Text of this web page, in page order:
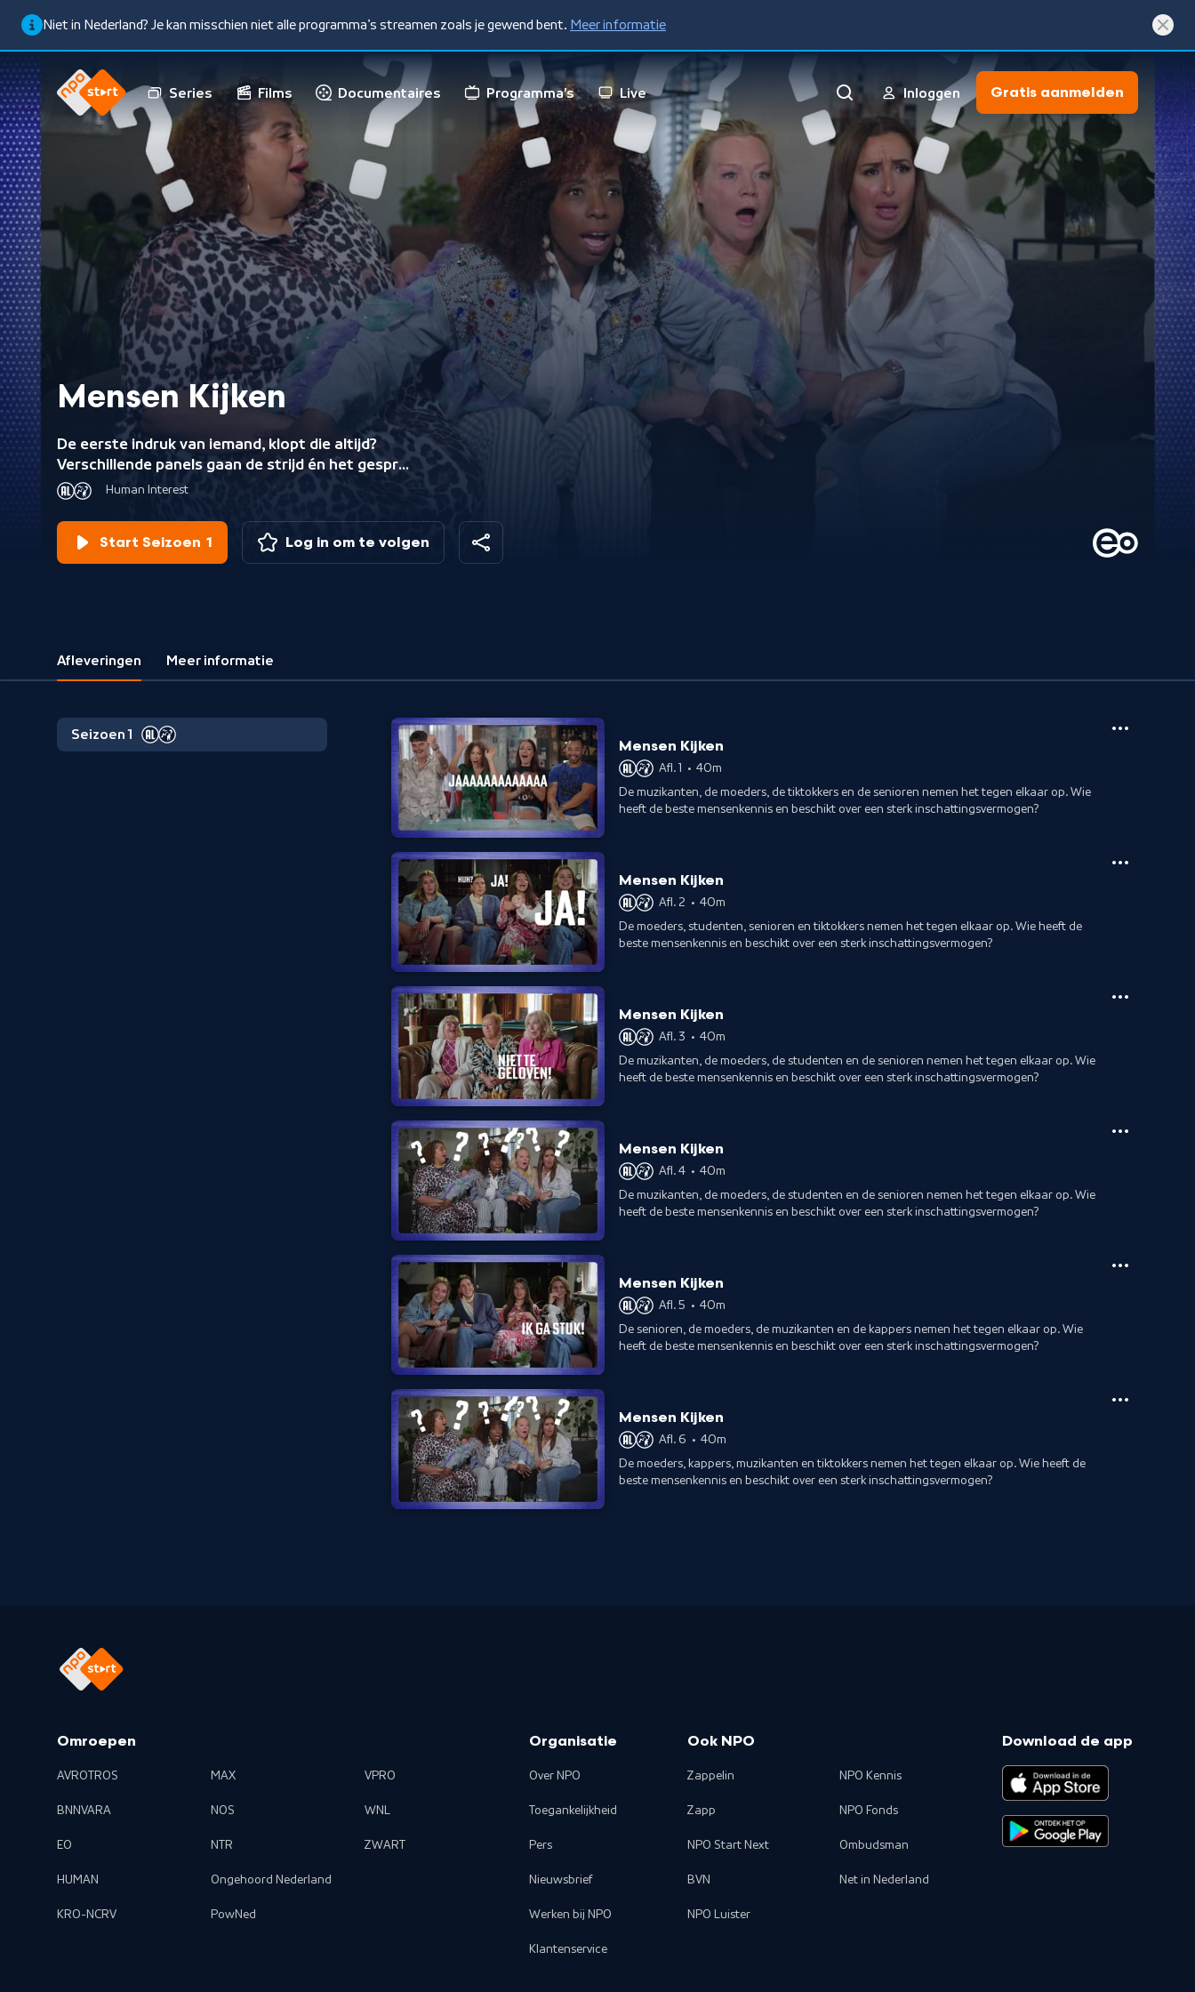
Niet in Nederland? Je kan misschien niet alle programma’s streamen zoals je gewend bent. Meer informatie
Series Films Documentaires Programma's Live Inloggen Gratis aanmelden
Mensen Kijken
De eerste indruk van iemand, klopt die altijd?
Verschillende panels gaan de strijd én het gesprek
met elkaar aan. Wie heeft de beste mensenkennis
en beschikt over een sterk
inschattingsvermogen?
Human Interest
Start Seizoen 1 Log in om te volgen
Afleveringen Meer informatie
Seizoen 1
Mensen Kijken
Afl. 1 • 40m
De muzikanten, de moeders, de tiktokkers en de senioren nemen het tegen elkaar op. Wie
heeft de beste mensenkennis en beschikt over een sterk inschattingsvermogen?
Mensen Kijken
Afl. 2 • 40m
De moeders, studenten, senioren en tiktokkers nemen het tegen elkaar op. Wie heeft de
beste mensenkennis en beschikt over een sterk inschattingsvermogen?
Mensen Kijken
Afl. 3 • 40m
De muzikanten, de moeders, de studenten en de senioren nemen het tegen elkaar op. Wie
heeft de beste mensenkennis en beschikt over een sterk inschattingsvermogen?
Mensen Kijken
Afl. 4 • 40m
De muzikanten, de moeders, de studenten en de senioren nemen het tegen elkaar op. Wie
heeft de beste mensenkennis en beschikt over een sterk inschattingsvermogen?
Mensen Kijken
Afl. 5 • 40m
De senioren, de moeders, de muzikanten en de kappers nemen het tegen elkaar op. Wie
heeft de beste mensenkennis en beschikt over een sterk inschattingsvermogen?
Mensen Kijken
Afl. 6 • 40m
De moeders, kappers, muzikanten en tiktokkers nemen het tegen elkaar op. Wie heeft de
beste mensenkennis en beschikt over een sterk inschattingsvermogen?
Omroepen
AVROTROS
BNNVARA
EO
HUMAN
KRO-NCRV
MAX
NOS
NTR
Ongehoord Nederland
PowNed
VPRO
WNL
ZWART
Organisatie
Over NPO
Toegankelijkheid
Pers
Nieuwsbrief
Werken bij NPO
Klantenservice
Ook NPO
Zappelin
Zapp
NPO Start Next
BVN
NPO Luister
NPO Kennis
NPO Fonds
Ombudsman
Net in Nederland
Download de app